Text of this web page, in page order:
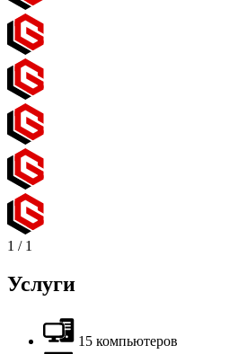
1 / 1
Услуги
15 компьютеров